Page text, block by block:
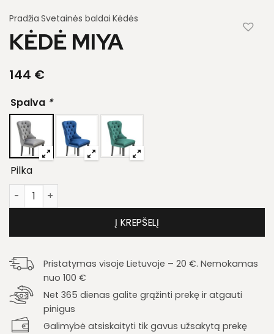
Pradžia Svetainės baldai Kėdės
KĖDĖ MIYA
144 €
Spalva *
Pilka
produkto kiekis: Kėdė Miya
Į KREPŠELĮ
Pristatymas visoje Lietuvoje – 20 €. Nemokamas
nuo 100 €
Net 365 dienas galite grąžinti prekę ir atgauti
pinigus
Galimybė atsiskaityti tik gavus užsakytą prekę